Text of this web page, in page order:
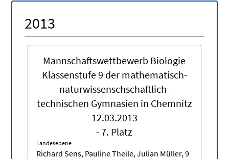
2013
Mannschaftswettbewerb Biologie
Klassenstufe 9 der mathematisch-
naturwissenschschaftlich-
technischen Gymnasien in Chemnitz
12.03.2013
- 7. Platz
Landesebene
Richard Sens, Pauline Theile, Julian Müller, 9